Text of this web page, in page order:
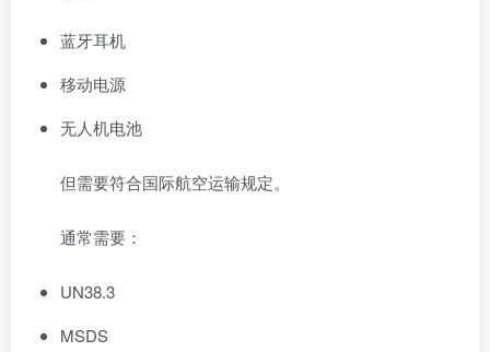
蓝牙耳机
移动电源
无人机电池
但需要符合国际航空运输规定。
通常需要：
UN38.3
MSDS